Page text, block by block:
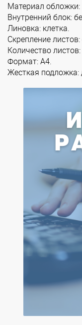
Материал
Внутренний блок:
Линовка: клетка.
Скрепление
Количество
Формат: А4.
Жесткая подложка: